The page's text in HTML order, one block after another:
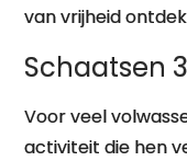
van vrijheid
Schaatsen
Voor veel
activiteit die hen